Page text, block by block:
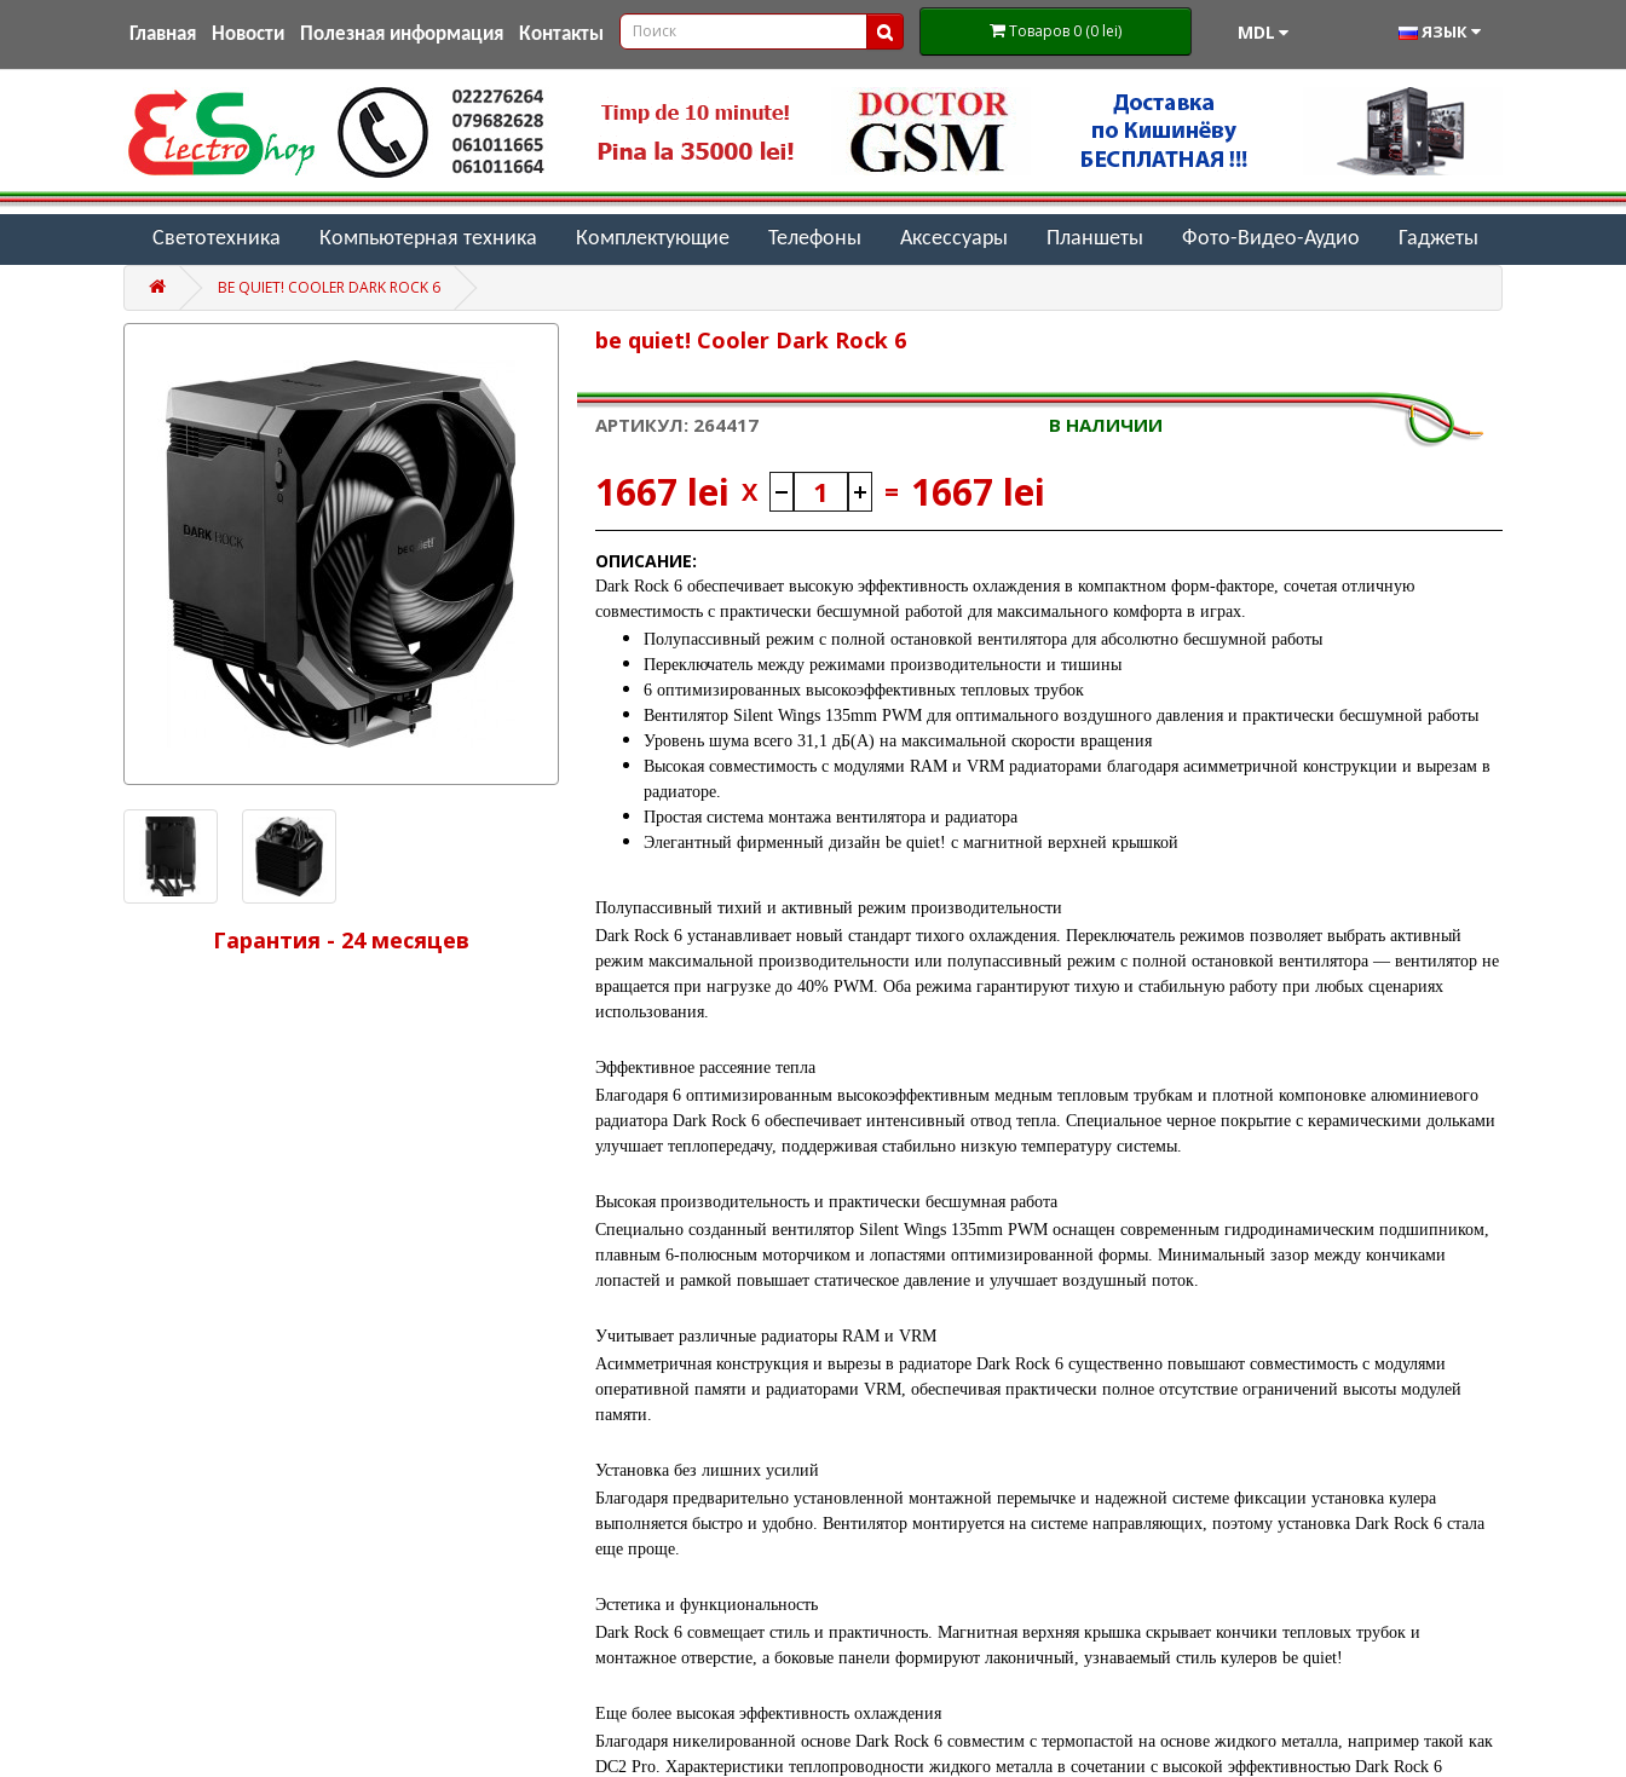
Главная Новости Полезная информация Контакты Товаров 0 (0 lei) MDL ЯЗЫК
Светотехника Компьютерная техника Комплектующие Телефоны Аксессуары Планшеты Фото-Видео-Аудио Гаджеты
BE QUIET! COOLER DARK ROCK 6
Гарантия - 24 месяцев
be quiet! Cooler Dark Rock 6
АРТИКУЛ: 264417 В НАЛИЧИИ
1667 lei X = 1667 lei
ОПИСАНИЕ:
Dark Rock 6 обеспечивает высокую эффективность охлаждения в компактном форм-факторе, сочетая отличную
совместимость с практически бесшумной работой для максимального комфорта в играх.
Полупассивный режим с полной остановкой вентилятора для абсолютно бесшумной работы
Переключатель между режимами производительности и тишины
6 оптимизированных высокоэффективных тепловых трубок
Вентилятор Silent Wings 135mm PWM для оптимального воздушного давления и практически бесшумной работы
Уровень шума всего 31,1 дБ(А) на максимальной скорости вращения
Высокая совместимость с модулями RAM и VRM радиаторами благодаря асимметричной конструкции и вырезам в
радиаторе.
Простая система монтажа вентилятора и радиатора
Элегантный фирменный дизайн be quiet! с магнитной верхней крышкой
Полупассивный тихий и активный режим производительности
Dark Rock 6 устанавливает новый стандарт тихого охлаждения. Переключатель режимов позволяет выбрать активный
режим максимальной производительности или полупассивный режим с полной остановкой вентилятора — вентилятор не
вращается при нагрузке до 40% PWM. Оба режима гарантируют тихую и стабильную работу при любых сценариях
использования.
Эффективное рассеяние тепла
Благодаря 6 оптимизированным высокоэффективным медным тепловым трубкам и плотной компоновке алюминиевого
радиатора Dark Rock 6 обеспечивает интенсивный отвод тепла. Специальное черное покрытие с керамическими дольками
улучшает теплопередачу, поддерживая стабильно низкую температуру системы.
Высокая производительность и практически бесшумная работа
Специально созданный вентилятор Silent Wings 135mm PWM оснащен современным гидродинамическим подшипником,
плавным 6-полюсным моторчиком и лопастями оптимизированной формы. Минимальный зазор между кончиками
лопастей и рамкой повышает статическое давление и улучшает воздушный поток.
Учитывает различные радиаторы RAM и VRM
Асимметричная конструкция и вырезы в радиаторе Dark Rock 6 существенно повышают совместимость с модулями
оперативной памяти и радиаторами VRM, обеспечивая практически полное отсутствие ограничений высоты модулей
памяти.
Установка без лишних усилий
Благодаря предварительно установленной монтажной перемычке и надежной системе фиксации установка кулера
выполняется быстро и удобно. Вентилятор монтируется на системе направляющих, поэтому установка Dark Rock 6 стала
еще проще.
Эстетика и функциональность
Dark Rock 6 совмещает стиль и практичность. Магнитная верхняя крышка скрывает кончики тепловых трубок и
монтажное отверстие, а боковые панели формируют лаконичный, узнаваемый стиль кулеров be quiet!
Еще более высокая эффективность охлаждения
Благодаря никелированной основе Dark Rock 6 совместим с термопастой на основе жидкого металла, например такой как
DC2 Pro. Характеристики теплопроводности жидкого металла в сочетании с высокой эффективностью Dark Rock 6